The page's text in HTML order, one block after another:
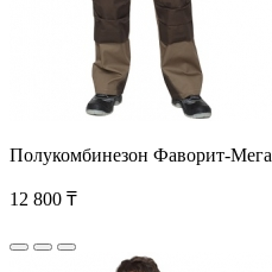
Полукомбинезон Фаворит-Мега
12 800 ₸